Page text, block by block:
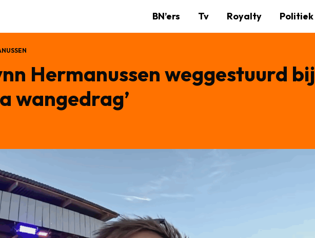
BN’ers Tv Royalty Politiek
Hermanussen weggestuurd bij
wangedrag’